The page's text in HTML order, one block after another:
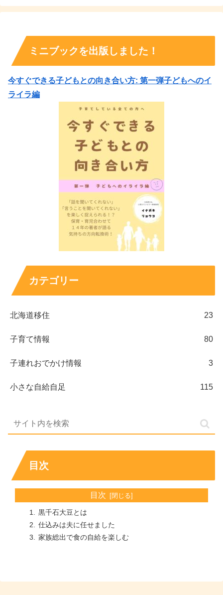
ミニブックを出版しました！
今すぐできる子どもとの向き合い方: 第一弾子どもへのイ
ライラ編
カテゴリー
北海道移住 23
子育て情報 80
子連れおでかけ情報 3
小さな自給自足 115
目次
目次
黒千石大豆とは
仕込みは夫に任せました
家族総出で食の自給を楽しむ